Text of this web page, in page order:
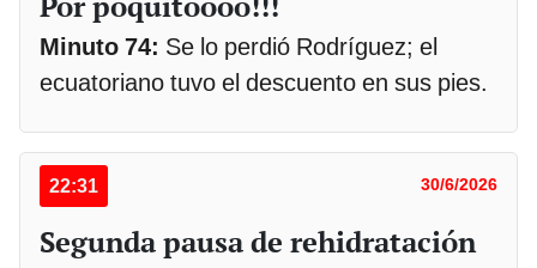
Minuto 74: Se lo perdió Rodríguez; el
ecuatoriano tuvo el descuento en sus pies.
22:31 30/6/2026
Segunda pausa de rehidratación